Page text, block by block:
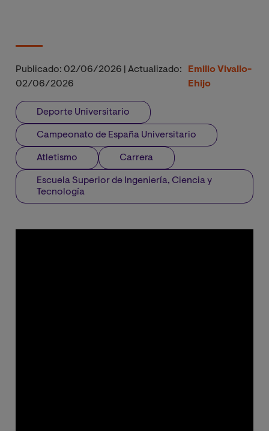
Publicado: 02/06/2026
Actualizado:
02/06/2026
Emilio Vivallo-
Ehijo
Deporte Universitario
Campeonato de España Universitario
Atletismo Carrera
Escuela Superior de Ingeniería, Ciencia y
Tecnología